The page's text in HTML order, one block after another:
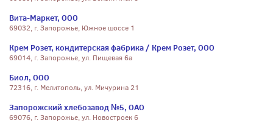
Вита-Маркет, ООО
69032, г. Запорожье, Южное шоссе 1
Крем Розет, кондитерская фабрика / Крем Розет, ООО
69014, г. Запорожье, ул. Пищевая 6а
Биол, ООО
72316, г. Мелитополь, ул. Мичурина 21
Запорожский хлебозавод №5, ОАО
69076, г. Запорожье, ул. Новостроек 6